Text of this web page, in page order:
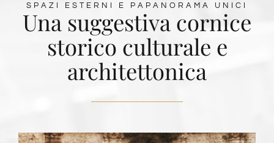
SPAZI ESTERNI E PAPANORAMA UNICI
Una suggestiva cornice
storico culturale e
architettonica